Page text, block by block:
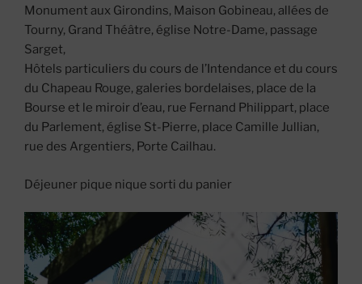
Monument aux Girondins, Maison Gobineau, allées de
Tourny, Grand Théâtre, église Notre-Dame, passage
Sarget,
Hôtels particuliers du cours de l’Intendance et du cours
du Chapeau Rouge, galeries bordelaises, place de la
Bourse et le miroir d’eau, rue Fernand Philippart, place
du Parlement, église St-Pierre, place Camille Jullian,
rue des Argentiers, Porte Cailhau.
Déjeuner pique nique sorti du panier